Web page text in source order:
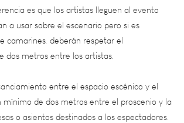
deberán respetar el
metros entre los artistas.
entre el espacio escénico y el
de dos metros entre el proscenio y la
o asientos destinados a los espectadores.